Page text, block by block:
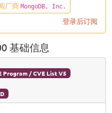
厂商 MongoDB, Inc.
登录后订阅
基础信息
Program / CVE List V5